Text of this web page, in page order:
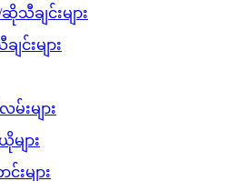
ချင်းများ
င်းများ
းများ
ျား
းများ